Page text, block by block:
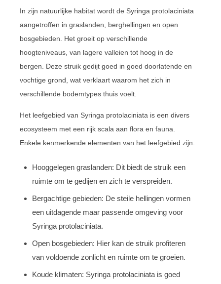
In zijn natuurlijke habitat wordt de Syringa protolaciniata
aangetroffen in graslanden, berghellingen en open
bosgebieden. Het groeit op verschillende
hoogteniveaus, van lagere valleien tot hoog in de
bergen. Deze struik gedijt goed in goed doorlatende en
vochtige grond, wat verklaart waarom het zich in
verschillende bodemtypes thuis voelt.
Het leefgebied van Syringa protolaciniata is een divers
ecosysteem met een rijk scala aan flora en fauna.
Enkele kenmerkende elementen van het leefgebied zijn:
Hooggelegen graslanden: Dit biedt de struik een
ruimte om te gedijen en zich te verspreiden.
Bergachtige gebieden: De steile hellingen vormen
een uitdagende maar passende omgeving voor
Syringa protolaciniata.
Open bosgebieden: Hier kan de struik profiteren
van voldoende zonlicht en ruimte om te groeien.
Koude klimaten: Syringa protolaciniata is goed